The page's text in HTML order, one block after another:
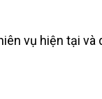
vụ hiện tại và